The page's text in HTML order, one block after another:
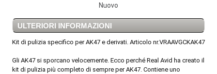
Nuovo
ULTERIORI INFORMAZIONI
Kit di pulizia specifico per AK47 e derivati. Articolo nr.VRAAVGCKAK47
Gli AK47 si sporcano velocemente. Ecco perché Real Avid ha creato il
kit di pulizia più completo di sempre per AK47. Contiene uno